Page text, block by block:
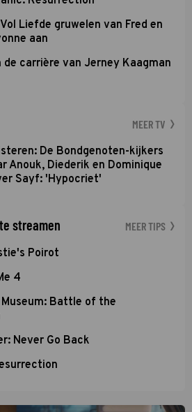
Liefde gruwelen van Fred en
aan
de carrière van Jerney Kaagman
MEER TV
De Bondgenoten-kijkers
Anouk, Diederik en Dominique
Sayf: 'Hypocriet'
streamen MEER TIPS
Poirot
4
Battle of the
Never Go Back